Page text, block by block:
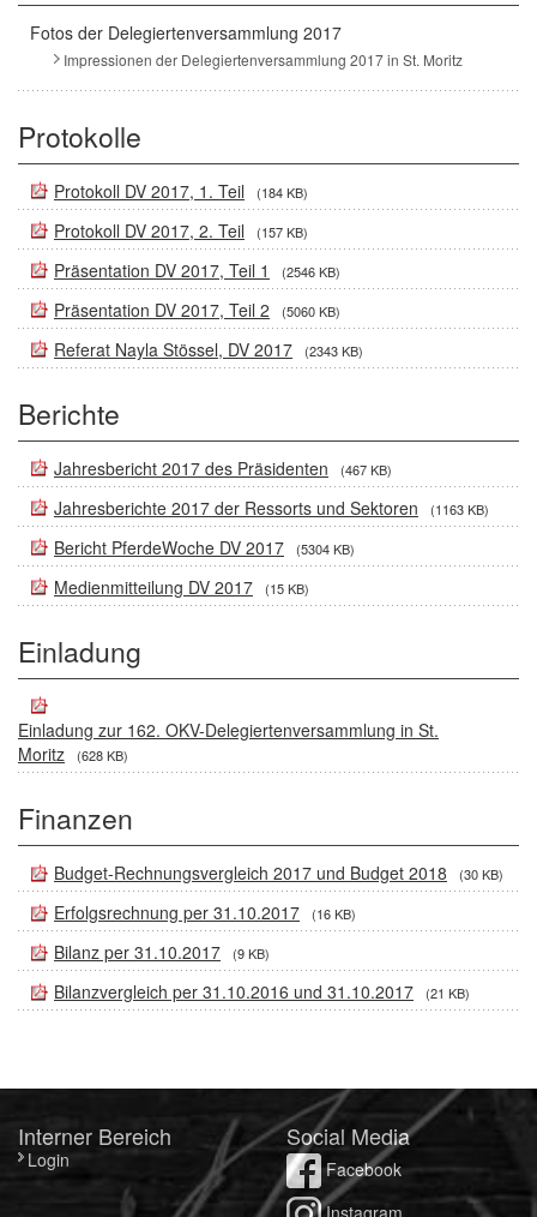
Fotos der Delegiertenversammlung 2017
Impressionen der Delegiertenversammlung 2017 in St. Moritz
Protokolle
Protokoll DV 2017, 1. Teil (184 KB)
Protokoll DV 2017, 2. Teil (157 KB)
Präsentation DV 2017, Teil 1 (2546 KB)
Präsentation DV 2017, Teil 2 (5060 KB)
Referat Nayla Stössel, DV 2017 (2343 KB)
Berichte
Jahresbericht 2017 des Präsidenten (467 KB)
Jahresberichte 2017 der Ressorts und Sektoren (1163 KB)
Bericht PferdeWoche DV 2017 (5304 KB)
Medienmitteilung DV 2017 (15 KB)
Einladung
Einladung zur 162. OKV-Delegiertenversammlung in St.
Moritz
(628 KB)
Finanzen
Budget-Rechnungsvergleich 2017 und Budget 2018 (30 KB)
Erfolgsrechnung per 31.10.2017 (16 KB)
Bilanz per 31.10.2017 (9 KB)
Bilanzvergleich per 31.10.2016 und 31.10.2017 (21 KB)
Interner Bereich
Login
Social Media
Facebook
Instagram